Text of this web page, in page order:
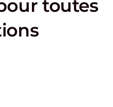
toutes